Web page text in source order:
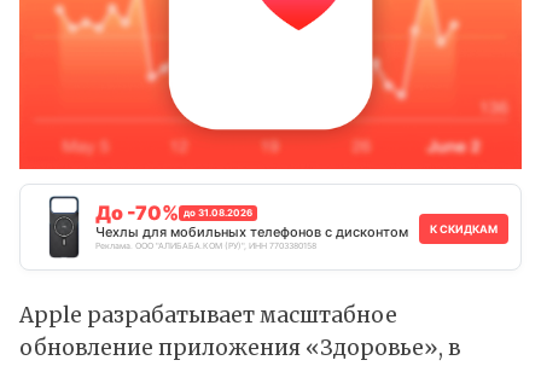
До -70% до 31.08.2026
Чехлы для мобильных телефонов с дисконтом
Реклама. ООО "АЛИБАБА.КОМ (РУ)", ИНН 7703380158
К СКИДКАМ
Apple разрабатывает масштабное
обновление приложения «Здоровье», в